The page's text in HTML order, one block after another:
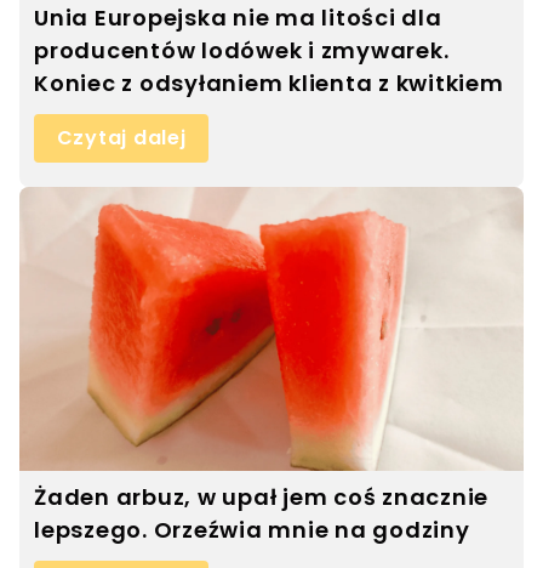
Unia Europejska nie ma litości dla
producentów lodówek i zmywarek.
Koniec z odsyłaniem klienta z kwitkiem
Czytaj dalej
Żaden arbuz, w upał jem coś znacznie
lepszego. Orzeźwia mnie na godziny